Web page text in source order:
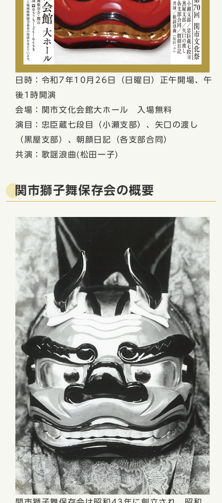
日時：令和7年10月26日（日曜日）正午開場、午
後1時開演
会場：関市文化会館大ホール 入場無料
演目：忠臣蔵七段目（小瀬支部）、矢口の渡し
（黒屋支部）、朝顔日記（各支部合同）
共演：歌謡浪曲(松田一子)
関市獅子舞保存会の概要